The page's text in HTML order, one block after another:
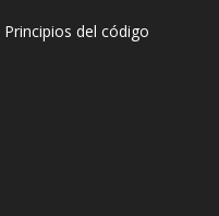
Principios del código